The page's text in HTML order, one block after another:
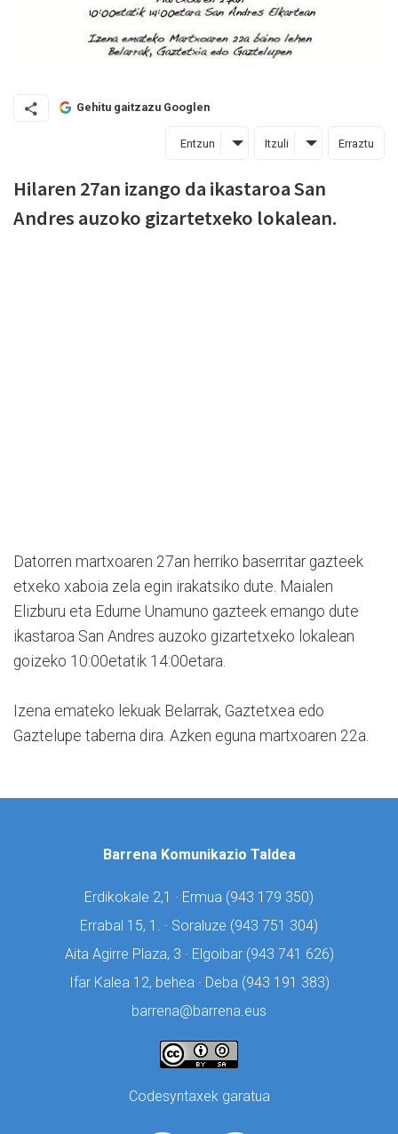
Gehitu gaitzazu Googlen
Entzun Itzuli Erraztu
Hilaren 27an izango da ikastaroa San
Andres auzoko gizartetxeko lokalean.
Datorren martxoaren 27an herriko baserritar gazteek
etxeko xaboia zela egin irakatsiko dute. Maialen
Elizburu eta Edurne Unamuno gazteek emango dute
ikastaroa San Andres auzoko gizartetxeko lokalean
goizeko 10:00etatik 14:00etara.
Izena emateko lekuak Belarrak, Gaztetxea edo
Gaztelupe taberna dira. Azken eguna martxoaren 22a.
Barrena Komunikazio Taldea
Erdikokale 2,1 · Ermua (943 179 350)
Errabal 15, 1. · Soraluze (943 751 304)
Aita Agirre Plaza, 3 · Elgoibar (943 741 626)
Ifar Kalea 12, behea · Deba (943 191 383)
barrena@barrena.eus
Codesyntaxek garatua